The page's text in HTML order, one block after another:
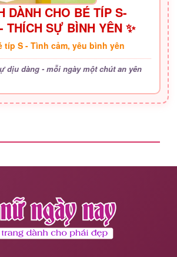
DÀNH CHO BÉ TÍP S-
THÍCH SỰ BÌNH YÊN ✨
típ S - Tình cảm, yêu bình yên
dịu dàng - mỗi ngày một chút an yên